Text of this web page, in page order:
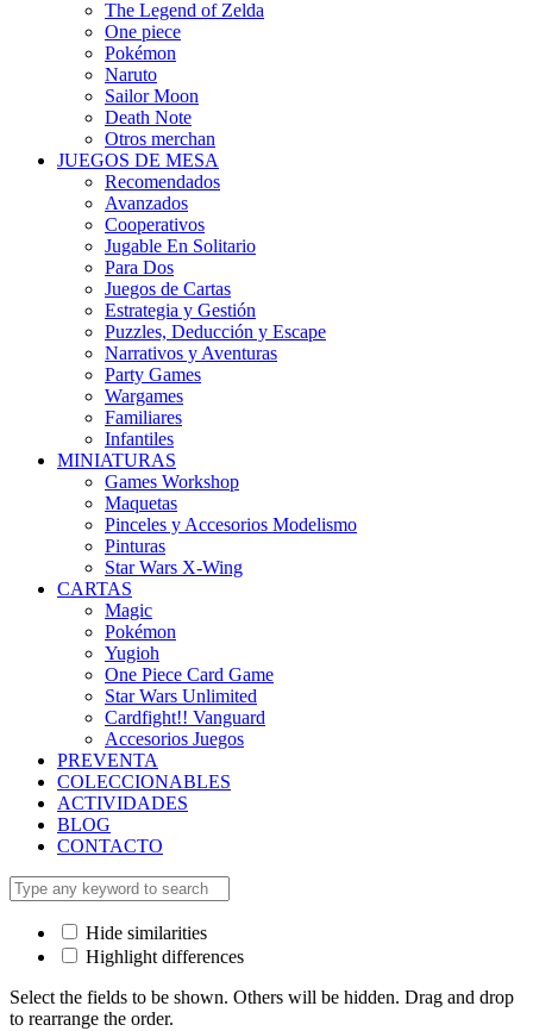
The Legend of Zelda
One piece
Pokémon
Naruto
Sailor Moon
Death Note
Otros merchan
JUEGOS DE MESA
Recomendados
Avanzados
Cooperativos
Jugable En Solitario
Para Dos
Juegos de Cartas
Estrategia y Gestión
Puzzles, Deducción y Escape
Narrativos y Aventuras
Party Games
Wargames
Familiares
Infantiles
MINIATURAS
Games Workshop
Maquetas
Pinceles y Accesorios Modelismo
Pinturas
Star Wars X-Wing
CARTAS
Magic
Pokémon
Yugioh
One Piece Card Game
Star Wars Unlimited
Cardfight!! Vanguard
Accesorios Juegos
PREVENTA
COLECCIONABLES
ACTIVIDADES
BLOG
CONTACTO
Hide similarities
Highlight differences
Select the fields to be shown. Others will be hidden. Drag and drop
to rearrange the order.